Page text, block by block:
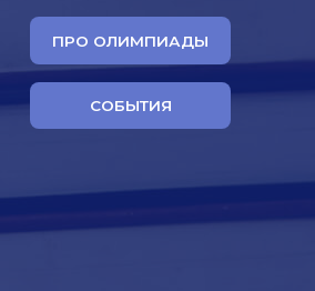
ПРО ОЛИМПИАДЫ
СОБЫТИЯ